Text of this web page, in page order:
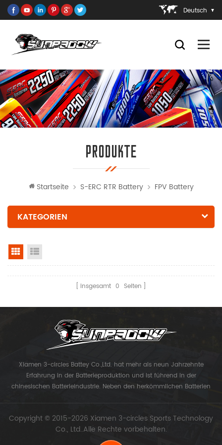
Deutsch
PRODUKTE
Startseite S-ERC RTR Battery FPV Battery
KATEGORIEN
Rasteransicht
insgesamt 0 Seiten
Xiamen 3-circles Battey Co.,Ltd. hat mehr als neun Jahrzehnte
Erfahrung in der Batterieproduktion und ist führend in der
chinesischen Batterieindustrie. Neben den herkömmlichen Batterien
Lithiumbatterien der UAV-Serie. Jetzt Xiamen 3-Kreise Sport
Technology Co., Ltd. bekam ihr eigenes Markensonnenpolster.
Copyright © 2015-2026 Xiamen 3-circles Sports Technology
Co., Ltd..Alle Rechte vorbehalten.